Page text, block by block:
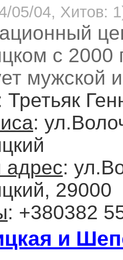
05/04, Хитов:
с
мужской
Третьяк
:
адрес:
29000
: +380382
и